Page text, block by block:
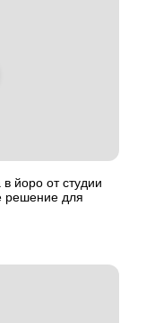
йоро от студии
решение для